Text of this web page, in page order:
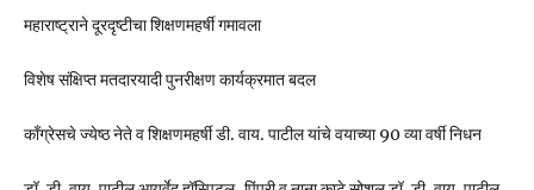
महाराष्ट्राने दूरदृष्टीचा शिक्षणमहर्षी गमावला
विशेष संक्षिप्त मतदारयादी पुनरीक्षण कार्यक्रमात बदल
काँग्रेसचे ज्येष्ठ नेते व शिक्षणमहर्षी डी. वाय. पाटील यांचे वयाच्या 90 व्या वर्षी निधन